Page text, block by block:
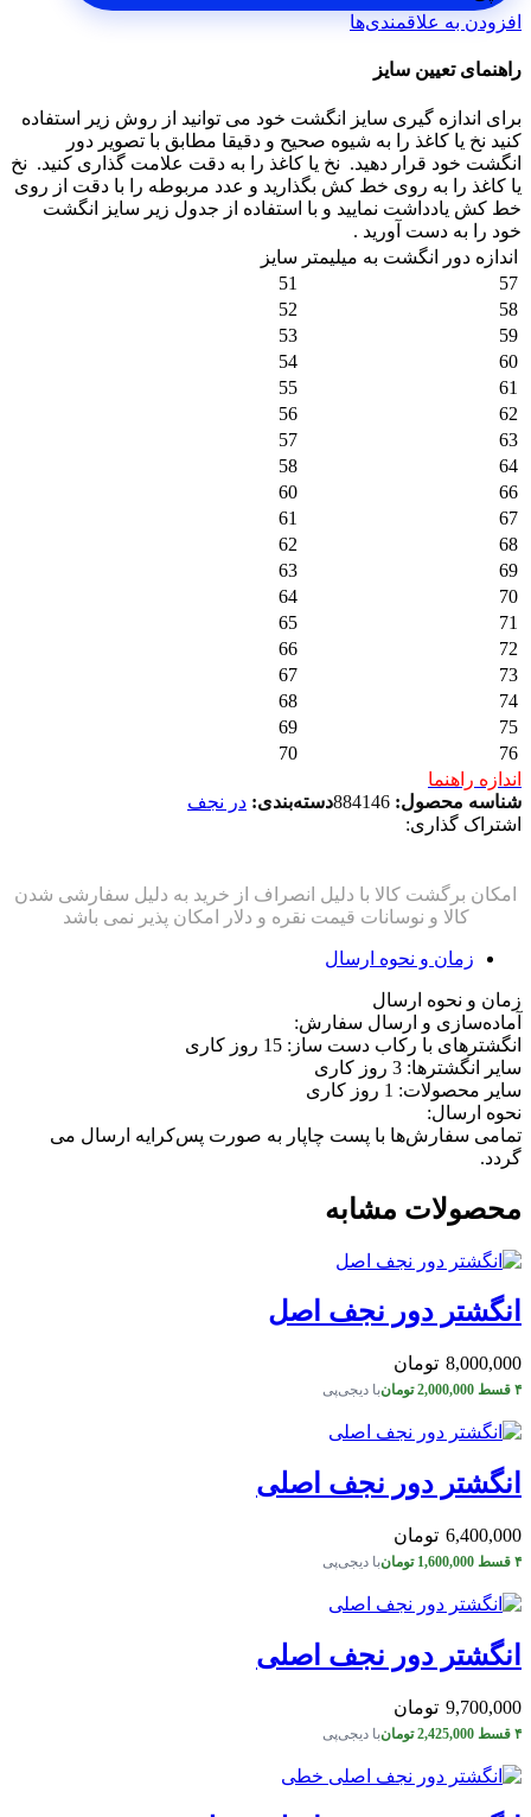
افزودن به علاقمندی‌ها
راهنمای تعیین سایز
برای اندازه گیری سایز انگشت خود می توانید از روش زیر استفاده
کنید نخ یا کاغذ را به شیوه صحیح و دقیقا مطابق با تصویر دور
انگشت خود قرار دهید. نخ یا کاغذ را به دقت علامت گذاری کنید. نخ
یا کاغذ را به روی خط کش بگذارید و عدد مربوطه را با دقت از روی
خط کش یادداشت نمایید و با استفاده از جدول زیر سایز انگشت
خود را به دست آورید .
اندازه دور انگشت به میلیمتر سایز
57
51
58
52
59
53
60
54
61
55
62
56
63
57
64
58
66
60
67
61
68
62
69
63
70
64
71
65
72
66
73
67
74
68
75
69
76
70
اندازه راهنما
شناسه محصول: 884146دسته‌بندی: در نجف
اشتراک گذاری:
زمان و نحوه ارسال
زمان و نحوه ارسال
آماده‌سازی و ارسال سفارش:
انگشترهای با رکاب دست ساز: 15 روز کاری
سایر انگشترها: 3 روز کاری
سایر محصولات: 1 روز کاری
نحوه ارسال:
تمامی سفارش‌ها با پست چاپار به صورت پس‌کرایه ارسال می
گردد.
محصولات مشابه
انگشتر دور نجف اصل
8,000,000 تومان
۴ قسط 2,000,000 تومانبا دیجی‌پی
انگشتر دور نجف اصلی
6,400,000 تومان
۴ قسط 1,600,000 تومانبا دیجی‌پی
انگشتر دور نجف اصلی
9,700,000 تومان
۴ قسط 2,425,000 تومانبا دیجی‌پی